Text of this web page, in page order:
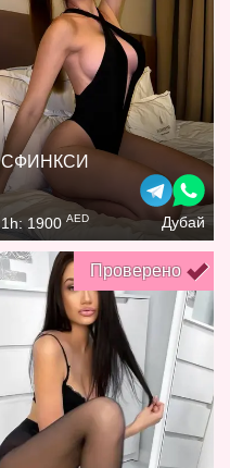
СФИНКСИ
1h: 1900 AED Дубай
Проверено